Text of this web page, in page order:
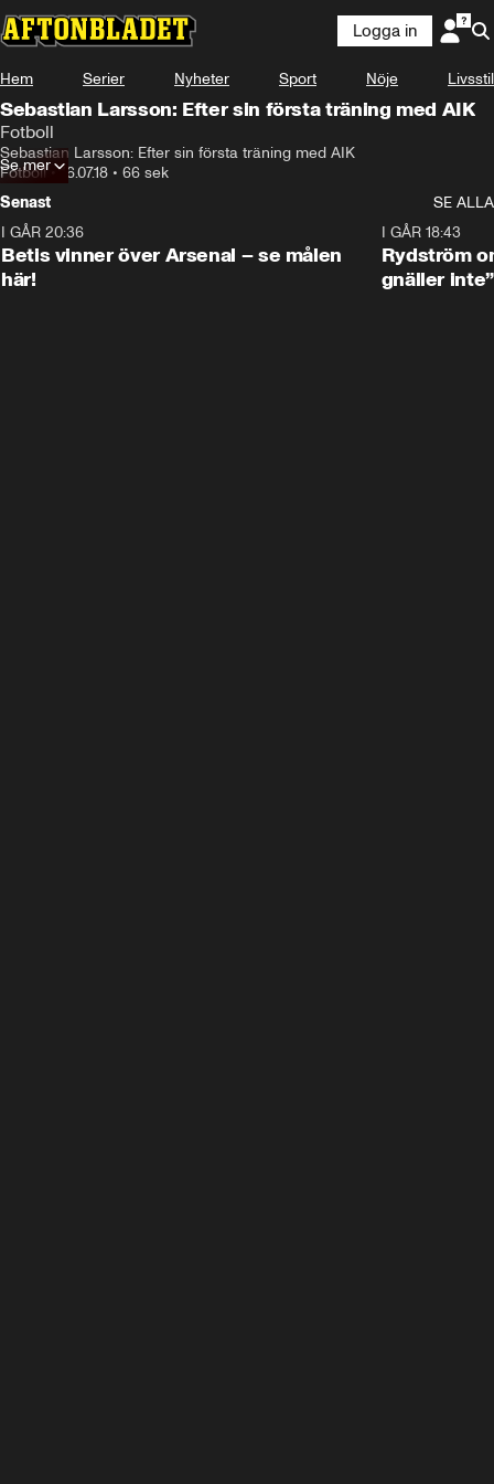
Logga in
Hem Serier Nyheter Sport Nöje Livsstil
Sebastian Larsson: Efter sin första träning med AIK
Fotboll
Sebastian Larsson: Efter sin första träning med AIK
Fotboll•16.07.18 • 66 sek
Se mer
Senast
SE ALLA
I GÅR 20:36
Betis vinner över Arsenal – se målen
här!
I GÅR 18:43
Rydström
gnäller inte”